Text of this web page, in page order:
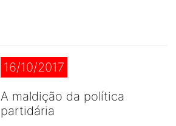
16/10/2017
A maldição da política
partidária